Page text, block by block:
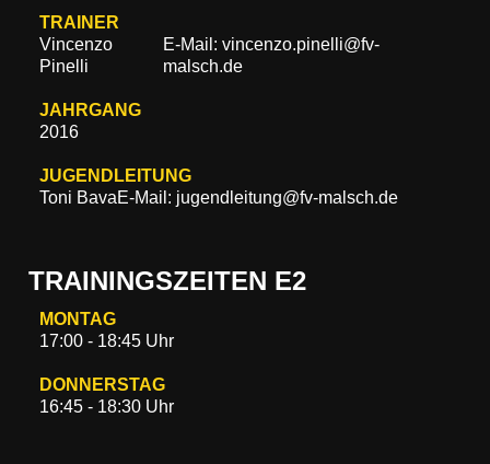
TRAINER
Vincenzo
Pinelli
E-Mail: vincenzo.pinelli@fv-
malsch.de
JAHRGANG
2016
JUGENDLEITUNG
Toni BavaE-Mail: jugendleitung@fv-malsch.de
TRAININGSZEITEN E2
MONTAG
17:00 - 18:45 Uhr
DONNERSTAG
16:45 - 18:30 Uhr